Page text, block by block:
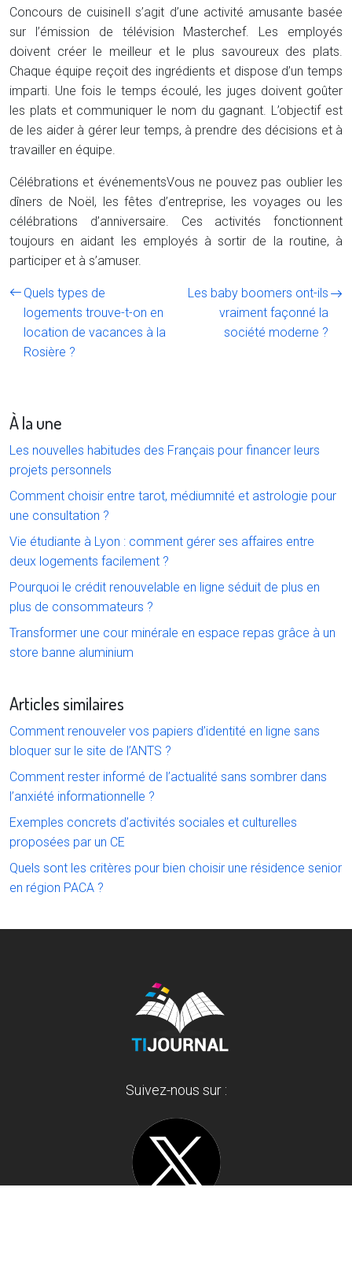
Concours de cuisineIl s’agit d’une activité amusante basée
sur l’émission de télévision Masterchef. Les employés
doivent créer le meilleur et le plus savoureux des plats.
Chaque équipe reçoit des ingrédients et dispose d’un temps
imparti. Une fois le temps écoulé, les juges doivent goûter
les plats et communiquer le nom du gagnant. L’objectif est
de les aider à gérer leur temps, à prendre des décisions et à
travailler en équipe.
Célébrations et événementsVous ne pouvez pas oublier les
dîners de Noël, les fêtes d’entreprise, les voyages ou les
célébrations d’anniversaire. Ces activités fonctionnent
toujours en aidant les employés à sortir de la routine, à
participer et à s’amuser.
Quels types de
logements trouve-t-on en
location de vacances à la
Rosière ?
Les baby boomers ont-ils
vraiment façonné la
société moderne ?
À la une
Les nouvelles habitudes des Français pour financer leurs
projets personnels
Comment choisir entre tarot, médiumnité et astrologie pour
une consultation ?
Vie étudiante à Lyon : comment gérer ses affaires entre
deux logements facilement ?
Pourquoi le crédit renouvelable en ligne séduit de plus en
plus de consommateurs ?
Transformer une cour minérale en espace repas grâce à un
store banne aluminium
Articles similaires
Comment renouveler vos papiers d’identité en ligne sans
bloquer sur le site de l’ANTS ?
Comment rester informé de l’actualité sans sombrer dans
l’anxiété informationnelle ?
Exemples concrets d’activités sociales et culturelles
proposées par un CE
Quels sont les critères pour bien choisir une résidence senior
en région PACA ?
Suivez-nous sur :